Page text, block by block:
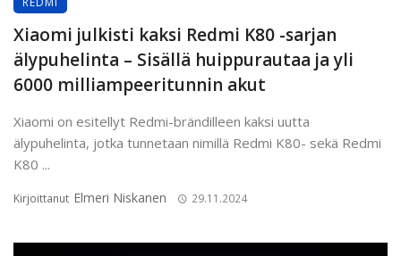
Xiaomi julkisti kaksi Redmi K80 -sarjan
älypuhelinta – Sisällä huippurautaa ja yli
6000 milliampeeritunnin akut
Xiaomi on esitellyt Redmi-brändilleen kaksi uutta
älypuhelinta, jotka tunnetaan nimillä Redmi K80- sekä Redmi
K80 ...
Kirjoittanut Elmeri Niskanen 29.11.2024